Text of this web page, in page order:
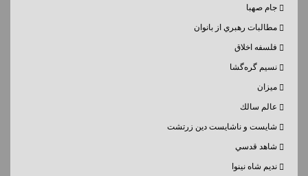
جام صهبا
مطالبات رهبري از بانوان
فلسفه اخلاق
نسيم گره‌گشا
میزان
عالم سالك
شايست و ناشايست دين زرتشت
شاهد قدسي
نديم شاه نينوا